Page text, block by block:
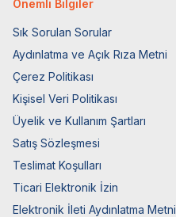
Önemli Bilgiler
Sık Sorulan Sorular
Aydınlatma ve Açık Rıza Metni
Çerez Politikası
Kişisel Veri Politikası
Üyelik ve Kullanım Şartları
Satış Sözleşmesi
Teslimat Koşulları
Ticari Elektronik İzin
Elektronik İleti Aydınlatma Metni